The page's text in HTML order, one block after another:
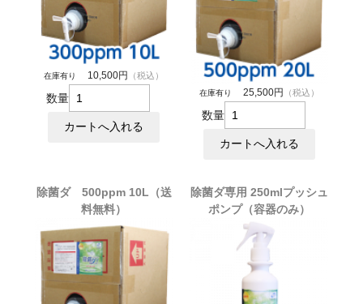
在庫有り 10,500円 （税込）
数量 在庫有り 25,500円 （税込）
数量
除菌ダ 500ppm 10L（送
料無料）
除菌ダ専用 250mlプッシュ
ポンプ（容器のみ）